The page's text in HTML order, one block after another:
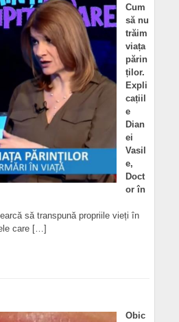
Cum
să nu
trăim
viața
părin
ților.
Expli
cațiil
e
Dian
ei
Vasil
e,
Doct
or în
să transpună propriile vieți în
care […]
Obic